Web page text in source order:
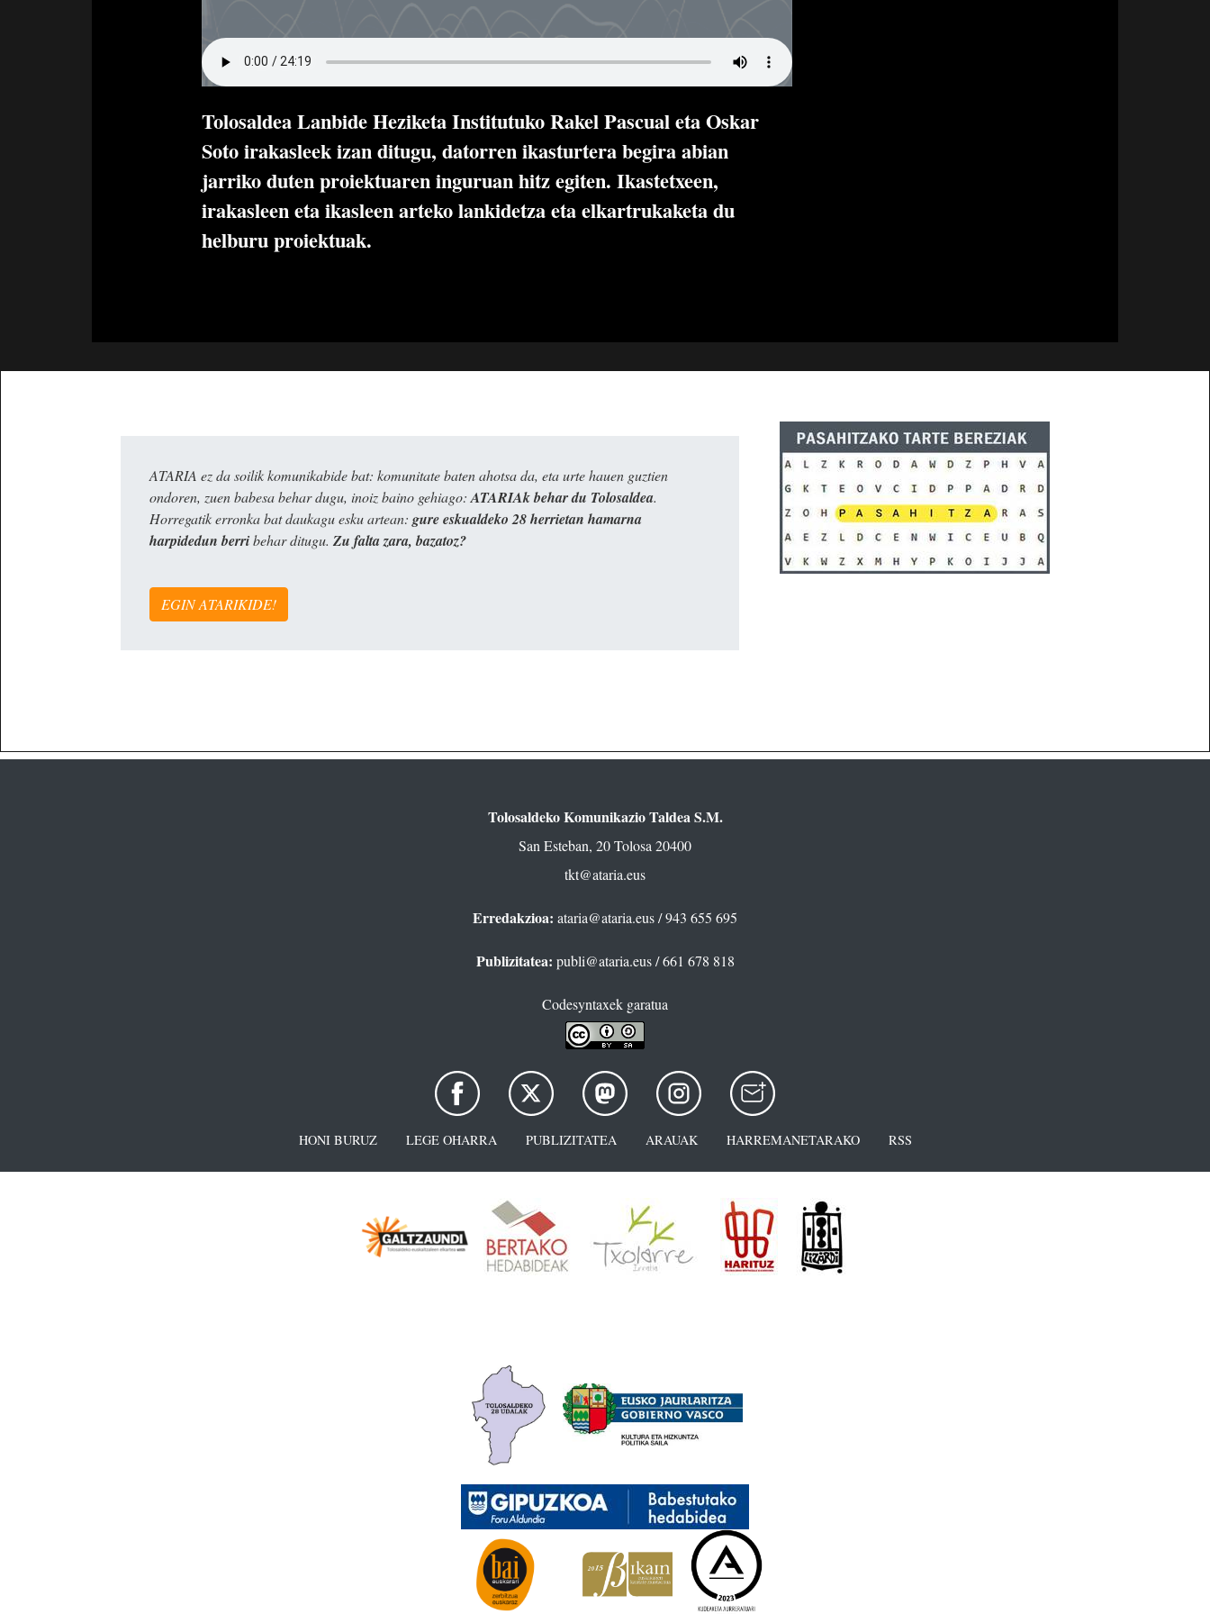
Tolosaldea Lanbide Heziketa Institutuko Rakel Pascual eta Oskar
Soto irakasleek izan ditugu, datorren ikasturtera begira abian
jarriko duten proiektuaren inguruan hitz egiten. Ikastetxeen,
irakasleen eta ikasleen arteko lankidetza eta elkartrukaketa du
helburu proiektuak.
ATARIA ez da soilik komunikabide bat: komunitate baten ahotsa da, eta urte hauen guztien
ondoren, zuen babesa behar dugu, inoiz baino gehiago: ATARIAk behar du Tolosaldea.
Horregatik erronka bat daukagu esku artean: gure eskualdeko 28 herrietan hamarna
harpidedun berribehar ditugu. Zu falta zara, bazatoz?
EGIN ATARIKIDE!
Tolosaldeko Komunikazio Taldea S.M.
San Esteban, 20 Tolosa 20400
tkt@ataria.eus
Erredakzioa: ataria@ataria.eus/ 943 655 695
Publizitatea: publi@ataria.eus/ 661 678 818
Codesyntaxek garatua
HONI BURUZ LEGE OHARRA PUBLIZITATEA ARAUAK HARREMANETARAKO RSS